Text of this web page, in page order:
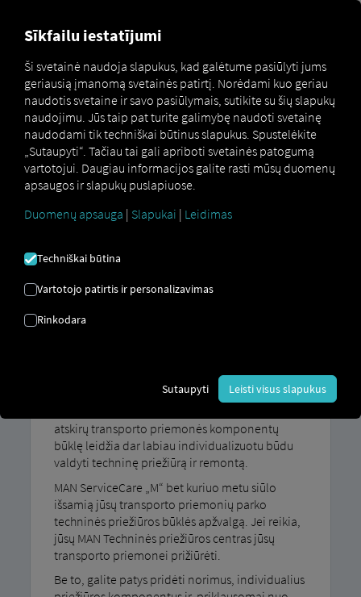
Marketplace MAN ServiceCare M
SERVICECARE M.
Jūsų individualus techninės
Su MAN ServiceCare Jūs gaunate naudos iš M –
be paslaugų, kurias teikia MAN ServiceCare S –
atskirų transporto priemonės komponentų
būklę leidžia dar labiau individualizuotu būdu
valdyti techninę priežiūrą ir remontą.
MAN ServiceCare „M“ bet kuriuo metu siūlo
išsamią jūsų transporto priemonių parko
techninės priežiūros būklės apžvalgą. Jei reikia,
jūsų MAN Techninės priežiūros centras jūsų
transporto priemonei prižiūrėti.
Be to, galite patys pridėti norimus, individualius
Sīkfailu iestatījumi
Ši svetainė naudoja slapukus, kad galėtume pasiūlyti jums
geriausią įmanomą svetainės patirtį. Norėdami kuo geriau
naudotis svetaine ir savo pasiūlymais, sutikite su šių slapukų
naudojimu. Jūs taip pat turite galimybę naudoti svetainę
naudodami tik techniškai būtinus slapukus. Spustelėkite
„Sutaupyti“. Tačiau tai gali apriboti svetainės patogumą
vartotojui. Daugiau informacijos galite rasti mūsų duomenų
apsaugos ir slapukų puslapiuose.
Duomenų apsauga | Slapukai | Leidimas
Techniškai būtina
Vartotojo patirtis ir personalizavimas
Rinkodara
Sutaupyti Leisti visus slapukus